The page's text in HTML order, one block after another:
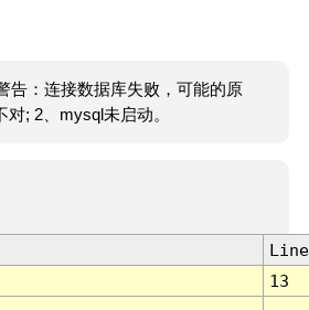
告：连接数据库失败，可能的原
; 2、mysql未启动。
Line
13